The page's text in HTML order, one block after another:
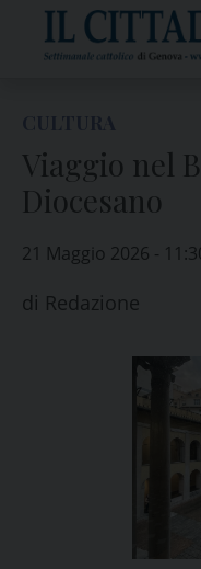
content
Viaggio nel
Diocesano
21 Maggio 2026 -
di Redazione